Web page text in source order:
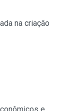
na criação